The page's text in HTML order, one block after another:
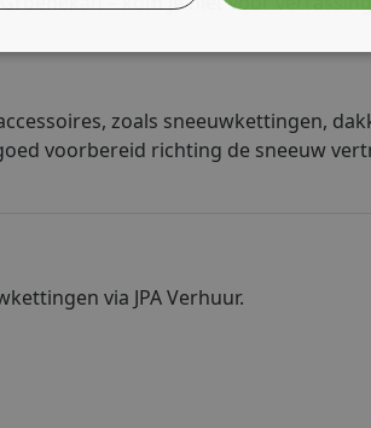
zoals sneeuwkettingen,
voorbereid richting de sneeuw
via JPA Verhuur.